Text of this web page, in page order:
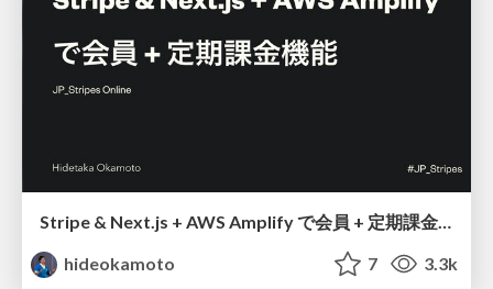
Stripe & Next.js + AWS Amplify で会員 + 定期課金機能 / JP_Stripes20210903
hideokamoto
7 3.3k